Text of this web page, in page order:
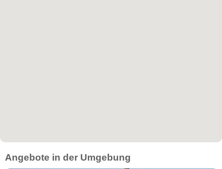
Angebote in der Umgebung